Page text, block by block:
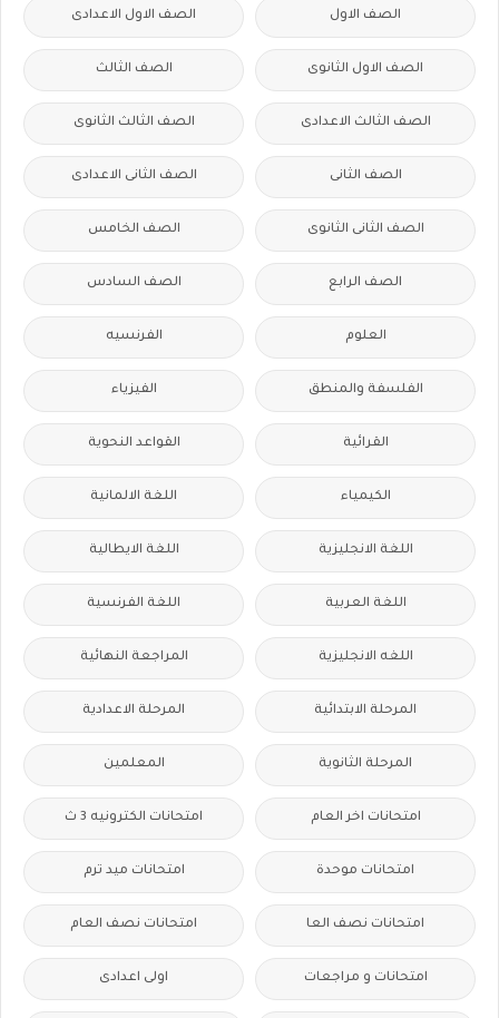
الصف الاول الصف الاول الاعدادى
الصف الاول الثانوى الصف الثالث
الصف الثالث الاعدادى الصف الثالث الثانوى
الصف الثانى الصف الثانى الاعدادى
الصف الثانى الثانوى الصف الخامس
الصف الرابع الصف السادس
العلوم الفرنسيه
الفلسفة والمنطق الفيزياء
القرائية القواعد النحوية
الكيمياء اللغة الالمانية
اللغة الانجليزية اللغة الايطالية
اللغة العربية اللغة الفرنسية
اللغه الانجليزية المراجعة النهائية
المرحلة الابتدائية المرحلة الاعدادية
المرحلة الثانوية المعلمين
امتحانات اخر العام امتحانات الكترونيه 3 ث
امتحانات موحدة امتحانات ميد ترم
امتحانات نصف العا امتحانات نصف العام
امتحانات و مراجعات اولى اعدادى